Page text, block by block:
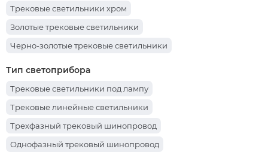
Трековые светильники хром
Золотые трековые светильники
Черно-золотые трековые светильники
Тип светоприбора
Трековые светильники под лампу
Трековые линейные светильники
Трехфазный трековый шинопровод
Однофазный трековый шинопровод